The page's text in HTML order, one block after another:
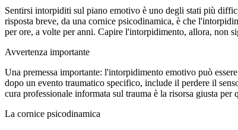
Sentirsi intorpiditi sul piano emotivo è uno degli stati più
risposta breve, da una cornice psicodinamica, è che
per ore, a volte per anni. Capire l'intorpidimento, allora, non
Avvertenza importante
Una premessa importante: l'intorpidimento emotivo può
dopo un evento traumatico specifico, include il perdere il
cura professionale informata sul trauma è la risorsa giusta
La cornice psicodinamica